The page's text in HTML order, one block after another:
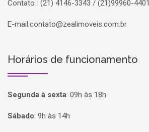
Contato : (21) 4146-3343 / (21)99960-4401
E-mail:contato@zealimoveis.com.br
Horários de funcionamento
Segunda à sexta: 09h às 18h
Sábado: 9h às 14h